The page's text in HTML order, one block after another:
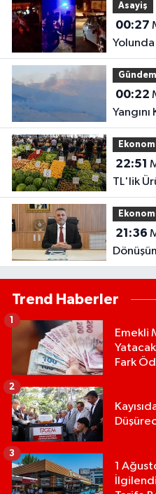
Asayiş
00:27
Gündem
00:22
22:51
TL'lik
de...
21:36
Talebi
Trend Haberler
Emekli
Fark
1
2
1
3